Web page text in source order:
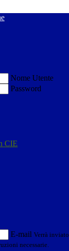
Nome Utente
Password
CIE
E-mail Verrà
necessarie.